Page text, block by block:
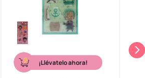
¡Llévatelo ahora!